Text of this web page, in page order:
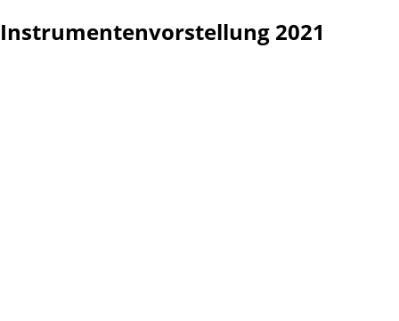
Instrumentenvorstellung 2021